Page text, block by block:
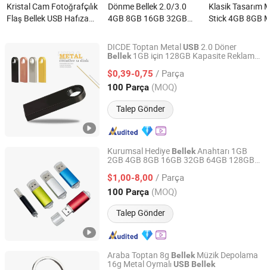
Kristal Cam Fotoğrafçılık
Flaş Bellek USB Hafıza
3D Oymalı Logo ile nedir?
Dönme Bellek 2.0/3.0
4GB 8GB 16GB 32GB
Bellekler Dönme Bellek
nedir?
Klasik Tasarım
Stick 4GB 8GB
Anahtarlık ile
Cle USB nedir?
DICDE Toptan MetalUSB2.0 Döner
Bellek1GB için 128GB Kapasite Reklam
$0,39-0,75 / Parça
100 Parça (MOQ)
Talep Gönder
Shenzhen Dongqiyuan Technology Co. Ltd
Guangdong, China Fiyat 2026
Kurumsal Hediye BellekAnahtarı 1GB
2GB 4GB 8GB 16GB 32GB 64GB 128GB
$1,00-8,00 / Parça
100 Parça (MOQ)
Talep Gönder
Shenzhen Madazon Technology Co., Ltd.
Guangdong, China Fiyat 2025
Araba Toptan 8g BellekMüzik Depolama
16g Metal Oymalı USB Bellek